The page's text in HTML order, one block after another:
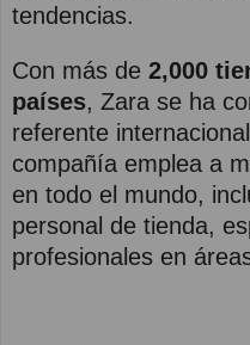
tendencias.
Con más de 2,000
países, Zara se ha
referente
compañía emplea a
en todo el mundo,
personal de tienda,
profesionales en